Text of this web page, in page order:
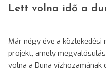
Lett volna idő a
Már négy éve a
projekt, amely
volna a Duna